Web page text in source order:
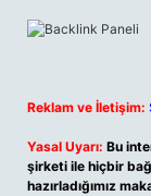
Reklam ve İletişim:
Yasal Uyarı: Bu
şirketi ile hiçbir
hazırladığımız